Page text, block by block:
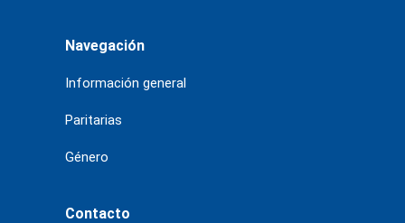
Navegación
Información general
Paritarias
Género
Contacto